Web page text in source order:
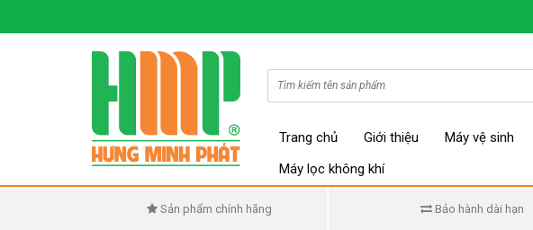
Trang chủ Giới thiệu Máy vệ sinh
Máy lọc không khí
Sản phẩm chính hãng Bảo hành dài hạn